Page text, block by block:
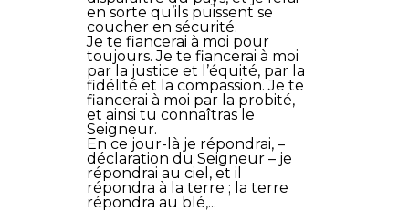
en sorte qu’ils puissent se
coucher en sécurité.
Je te fiancerai à moi pour
toujours. Je te fiancerai à moi
par la justice et l’équité, par la
fidélité et la compassion. Je te
fiancerai à moi par la probité,
et ainsi tu connaîtras le
Seigneur.
En ce jour-là je répondrai, –
déclaration du Seigneur – je
répondrai au ciel, et il
répondra à la terre ; la terre
répondra au blé,...